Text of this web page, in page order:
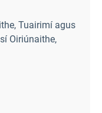
Tuairimí agus
Oiriúnaithe,